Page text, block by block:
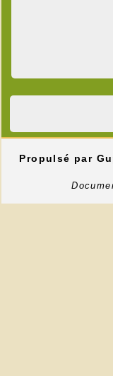
Propulsé par